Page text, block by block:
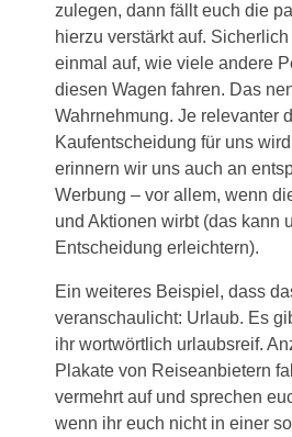
zulegen, dann fällt euch die
hierzu verstärkt auf.
einmal auf, wie viele andere
diesen Wagen fahren. Das
Wahrnehmung. Je relevanter
Kaufentscheidung für uns
erinnern wir uns auch an
Werbung – vor allem, wenn
und Aktionen wirbt (das kann
Entscheidung erleichtern).
Ein weiteres Beispiel, dass
veranschaulicht: Urlaub. Es
ihr wortwörtlich urlaubsreif.
Plakate von Reiseanbietern
vermehrt auf und sprechen
wenn ihr euch nicht in einer